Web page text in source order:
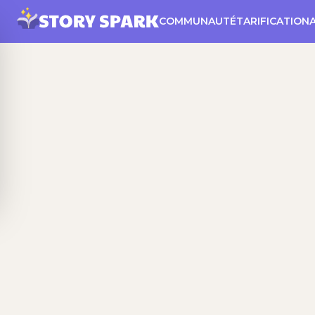
COMMUNAUTÉTARIFICATION